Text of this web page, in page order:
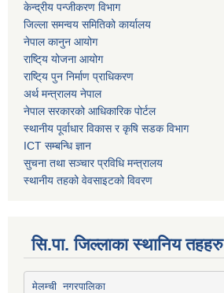
केन्द्रीय पन्जीकरण विभाग
जिल्ला समन्वय समितिको कार्यालय
नेपाल कानुन आयोग
राष्टि्य योजना आयोग
राष्टि्य पुन निर्माण प्राधिकरण
अर्थ मन्त्रालय नेपाल
नेपाल सरकारको आधिकारिक पोर्टल
स्थानीय पूर्वाधार विकास र कृषि सडक विभाग
ICT सम्बन्धि ज्ञान
सुचना तथा सञ्चार प्रविधि मन्त्रालय
स्थानीय तहको वेवसाइटको विवरण
सि.पा. जिल्लाका स्थानिय तहहरु
मेलम्ची नगरपालिका